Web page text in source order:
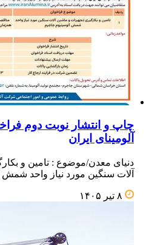
چاپ و انتشار نوبت دوم
آلومینای ایران
دنیای معدن/موضوع : تامین و
آلات سنگین مورد نیاز واحد شمش
۸ تیر ۱۴۰۵